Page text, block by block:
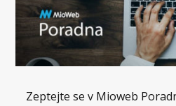
Zeptejte se v Mioweb